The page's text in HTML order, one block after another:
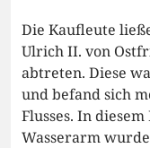
Die Kaufleute
Ulrich II. von
abtreten. Diese
und befand sich
Flusses. In
Wasserarm